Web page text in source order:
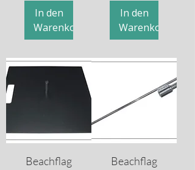
In den
Warenkorb
In den
Warenkorb
Beachflag
Beachflag